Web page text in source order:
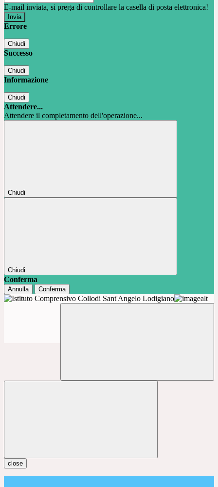
E-mail inviata, si prega di controllare la casella di posta elettronica!
Errore
Chiudi
Successo
Chiudi
Informazione
Chiudi
Attendere...
Attendere il completamento dell'operazione...
Chiudi
Chiudi
Conferma
Annulla Conferma
close